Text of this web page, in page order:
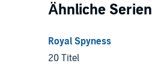
Ähnliche Serien
Royal Spyness
20 Titel